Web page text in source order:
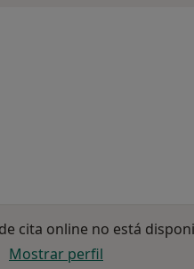
cita online no está
Mostrar perfil